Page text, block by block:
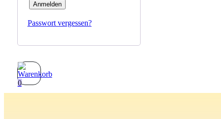
Anmelden
Passwort vergessen?
0